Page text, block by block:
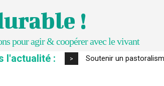
!
pour agir & coopérer avec le vivant
l'actualité : > Soutenir un
S’inspirer de l’arbre